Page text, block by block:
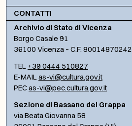
CONTATTI
Archivio di Stato di Vicenza
Borgo Casale 91
36100 Vicenza – C.F. 80014870242
TEL +39 0444 510827
E-MAILas-vi@cultura.gov.it
PECas-vi@pec.cultura.gov.it
Sezione di Bassano del Grappa
via Beata Giovanna 58